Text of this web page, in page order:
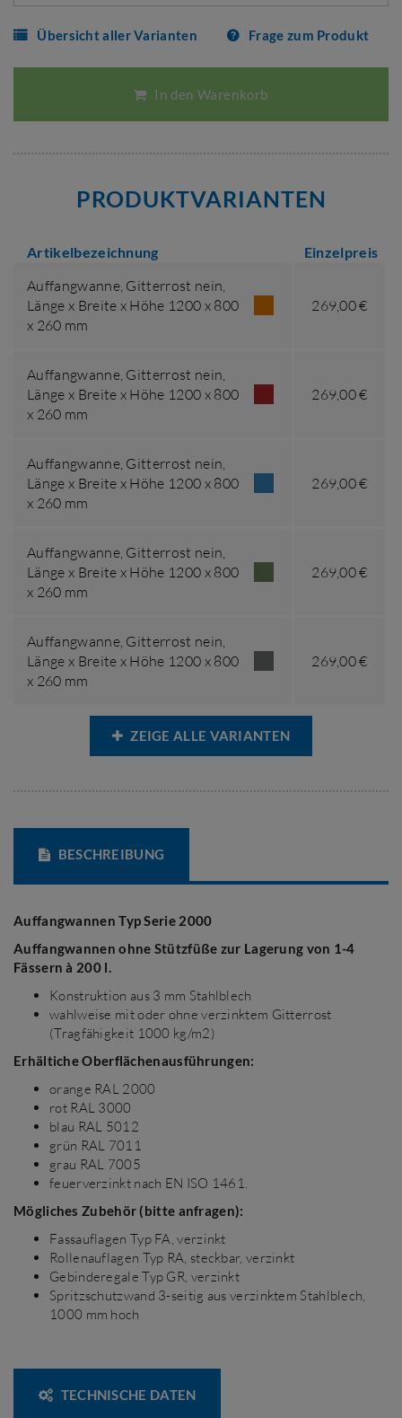
Übersicht aller Varianten Frage zum Produkt
In den Warenkorb
PRODUKTVARIANTEN
Artikelbezeichnung Einzelpreis
Auffangwanne, Gitterrost nein,
Länge x Breite x Höhe 1200 x 800
x 260 mm
269,00 €
Auffangwanne, Gitterrost nein,
Länge x Breite x Höhe 1200 x 800
x 260 mm
269,00 €
Auffangwanne, Gitterrost nein,
Länge x Breite x Höhe 1200 x 800
x 260 mm
269,00 €
Auffangwanne, Gitterrost nein,
Länge x Breite x Höhe 1200 x 800
x 260 mm
269,00 €
Auffangwanne, Gitterrost nein,
Länge x Breite x Höhe 1200 x 800
x 260 mm
269,00 €
ZEIGE ALLE VARIANTEN
BESCHREIBUNG
Auffangwannen Typ Serie 2000
Auffangwannen ohne Stützfüße zur Lagerung von 1-4
Fässern à 200 l.
Konstruktion aus 3 mm Stahlblech
wahlweise mit oder ohne verzinktem Gitterrost
(Tragfähigkeit 1000 kg/m2)
Erhältiche Oberflächenausführungen:
orange RAL 2000
rot RAL 3000
blau RAL 5012
grün RAL 7011
grau RAL 7005
feuerverzinkt nach EN ISO 1461.
Mögliches Zubehör (bitte anfragen):
Fassauflagen Typ FA, verzinkt
Rollenauflagen Typ RA, steckbar, verzinkt
Gebinderegale Typ GR, verzinkt
Spritzschutzwand 3-seitig aus verzinktem Stahlblech,
1000 mm hoch
TECHNISCHE DATEN